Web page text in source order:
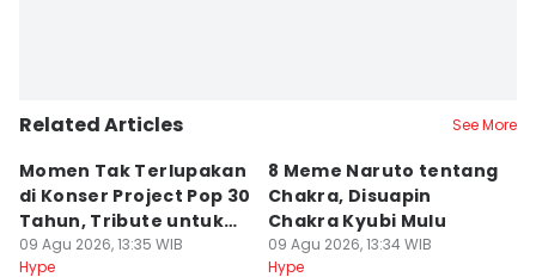
Related Articles See More
Momen Tak Terlupakan
di Konser Project Pop 30
Tahun, Tribute untuk
Oon
09 Agu 2026, 13:35 WIB
Hype
8 Meme Naruto tentang
Chakra, Disuapin
Chakra Kyubi Mulu
09 Agu 2026, 13:34 WIB
Hype